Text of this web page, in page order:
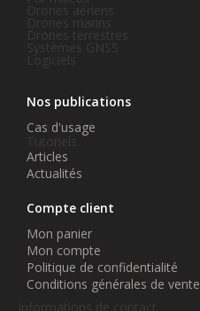
Drones aériens
Drones marins
Drones terrestres
Systèmes GNSS
Logiciels
Nos publications
Cas d'usage
Tutoriels
Articles
Actualités
Compte client
Mon panier
Mon compte
Politique de confidentialité
Conditions générales de vente
Informations de contact